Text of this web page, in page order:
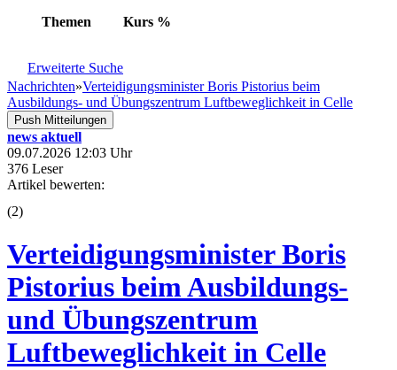
Themen Kurs %
Erweiterte Suche
Nachrichten»Verteidigungsminister Boris Pistorius beim
Ausbildungs- und Übungszentrum Luftbeweglichkeit in Celle
Push Mitteilungen
news aktuell
09.07.2026 12:03 Uhr
376 Leser
Artikel bewerten:
(2)
Verteidigungsminister Boris
Pistorius beim Ausbildungs-
und Übungszentrum
Luftbeweglichkeit in Celle